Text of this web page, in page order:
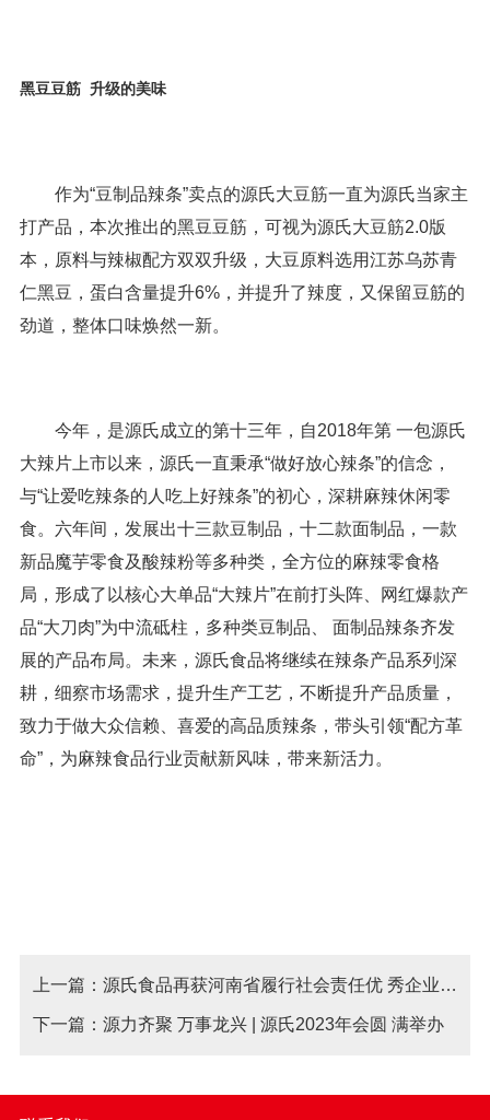
黑豆豆筋 升级的美味
作为“豆制品辣条”卖点的源氏大豆筋一直为源氏当家主
打产品，本次推出的黑豆豆筋，可视为源氏大豆筋2.0版
本，原料与辣椒配方双双升级，大豆原料选用江苏乌苏青
仁黑豆，蛋白含量提升6%，并提升了辣度，又保留豆筋的
劲道，整体口味焕然一新。
今年，是源氏成立的第十三年，自2018年第 一包源氏
大辣片上市以来，源氏一直秉承“做好放心辣条”的信念，
与“让爱吃辣条的人吃上好辣条”的初心，深耕麻辣休闲零
食。六年间，发展出十三款豆制品，十二款面制品，一款
新品魔芋零食及酸辣粉等多种类，全方位的麻辣零食格
局，形成了以核心大单品“大辣片”在前打头阵、网红爆款产
品“大刀肉”为中流砥柱，多种类豆制品、 面制品辣条齐发
展的产品布局。未来，源氏食品将继续在辣条产品系列深
耕，细察市场需求，提升生产工艺，不断提升产品质量，
致力于做大众信赖、喜爱的高品质辣条， 带头引领“配方革
命”， 为麻辣食品行业贡献新风味，带来新活力。
上一篇：源氏食品再获河南省履行社会责任优 秀企业称号
下一篇：源力齐聚 万事龙兴 | 源氏2023年会圆 满举办